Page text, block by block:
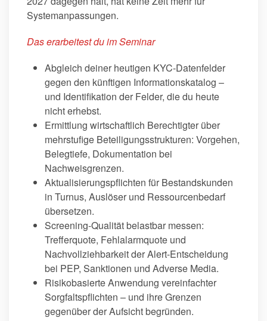
Systemanpassungen.
Das erarbeitest du im Seminar
Abgleich deiner heutigen KYC-Datenfelder
gegen den künftigen Informationskatalog –
und Identifikation der Felder, die du heute
nicht erhebst.
Ermittlung wirtschaftlich Berechtigter über
mehrstufige Beteiligungsstrukturen: Vorgehen,
Belegtiefe, Dokumentation bei
Nachweisgrenzen.
Aktualisierungspflichten für Bestandskunden
in Turnus, Auslöser und Ressourcenbedarf
übersetzen.
Screening-Qualität belastbar messen:
Trefferquote, Fehlalarmquote und
Nachvollziehbarkeit der Alert-Entscheidung
bei PEP, Sanktionen und Adverse Media.
Risikobasierte Anwendung vereinfachter
Sorgfaltspflichten – und ihre Grenzen
gegenüber der Aufsicht begründen.